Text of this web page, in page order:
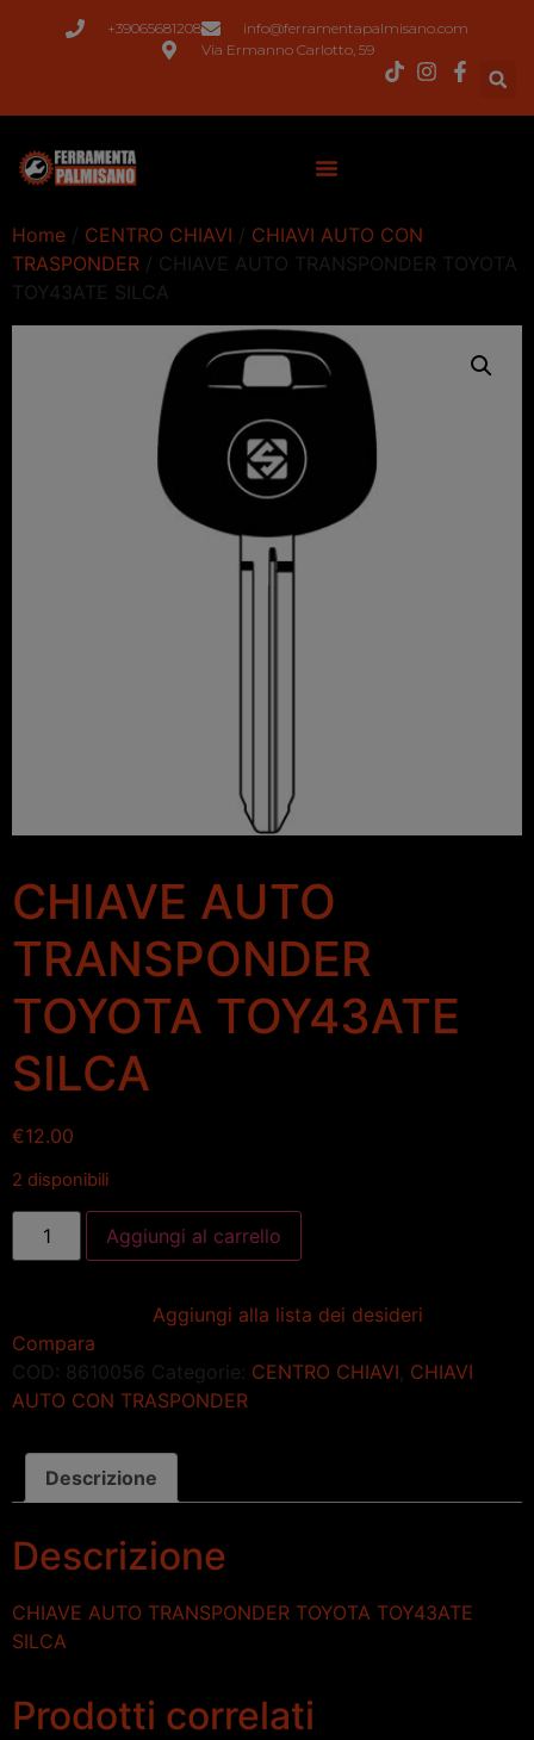
+39065681208
info@ferramentapalmisano.com
Via Ermanno Carlotto, 59
Home / CENTRO CHIAVI / CHIAVI AUTO CON
TRASPONDER / CHIAVE AUTO TRANSPONDER TOYOTA
TOY43ATE SILCA
CHIAVE AUTO
TRANSPONDER
TOYOTA TOY43ATE
SILCA
€12.00
2 disponibili
Aggiungi al carrello
Aggiungi alla lista dei desideri
Compara
COD: 8610056 Categorie: CENTRO CHIAVI CHIAVI
AUTO CON TRASPONDER
Descrizione
Descrizione
CHIAVE AUTO TRANSPONDER TOYOTA TOY43ATE
SILCA
Prodotti correlati